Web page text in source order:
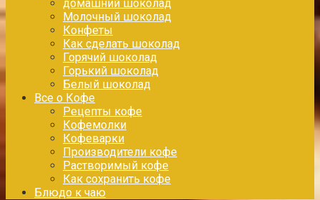
домашний шоколад
Молочный шоколад
Конфеты
Как сделать шоколад
Горячий шоколад
Горький шоколад
Белый шоколад
Все о Кофе
Рецепты кофе
Кофемолки
Кофеварки
Производители кофе
Растворимый кофе
Как сохранить кофе
Блюдо к чаю